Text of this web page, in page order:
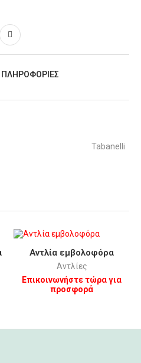
ΠΛΗΡΟΦΟΡΊΕΣ
Tabanelli
Αντλία εμβολοφόρα
Αντλίες
Επικοινωνήστε τώρα για
προσφορά